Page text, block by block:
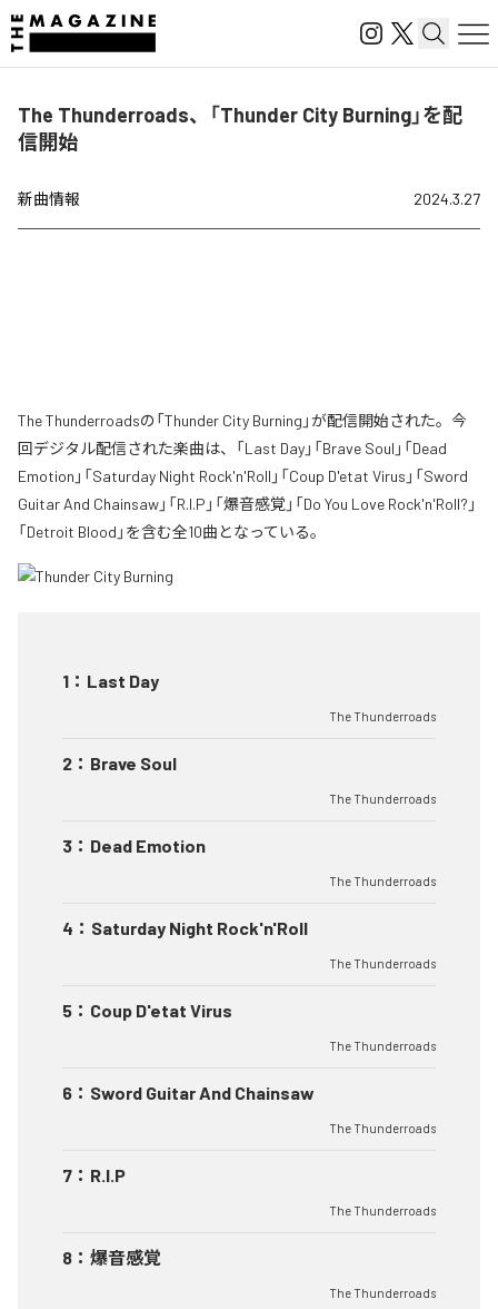
The Thunderroads、「Thunder City Burning」を配
信開始
新曲情報 2024.3.27
The Thunderroadsの「Thunder City Burning」が配信開始された。今
回デジタル配信された楽曲は、「Last Day」「Brave Soul」「Dead
Emotion」「Saturday Night Rock'n'Roll」「Coup D'etat Virus」「Sword
Guitar And Chainsaw」「R.I.P」「爆音感覚」「Do You Love Rock'n'Roll?」
「Detroit Blood」を含む全10曲となっている。
1 ： Last Day
The Thunderroads
2 ： Brave Soul
The Thunderroads
3 ： Dead Emotion
The Thunderroads
4 ： Saturday Night Rock'n'Roll
The Thunderroads
5 ： Coup D'etat Virus
The Thunderroads
6 ： Sword Guitar And Chainsaw
The Thunderroads
7 ： R.I.P
The Thunderroads
8 ： 爆音感覚
The Thunderroads